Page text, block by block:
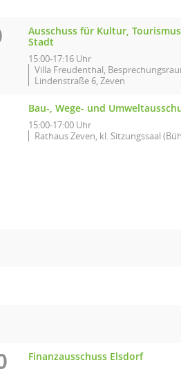
Ausschuss für Kultur,
Stadt
15:00-17:16 Uhr
Villa Freudenthal,
Lindenstraße 6, Zeven
Bau-, Wege- und
15:00-17:00 Uhr
Rathaus Zeven, kl. Sitzungssaal
Finanzausschuss Elsdorf